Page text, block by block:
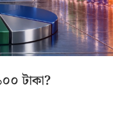
টাকা?